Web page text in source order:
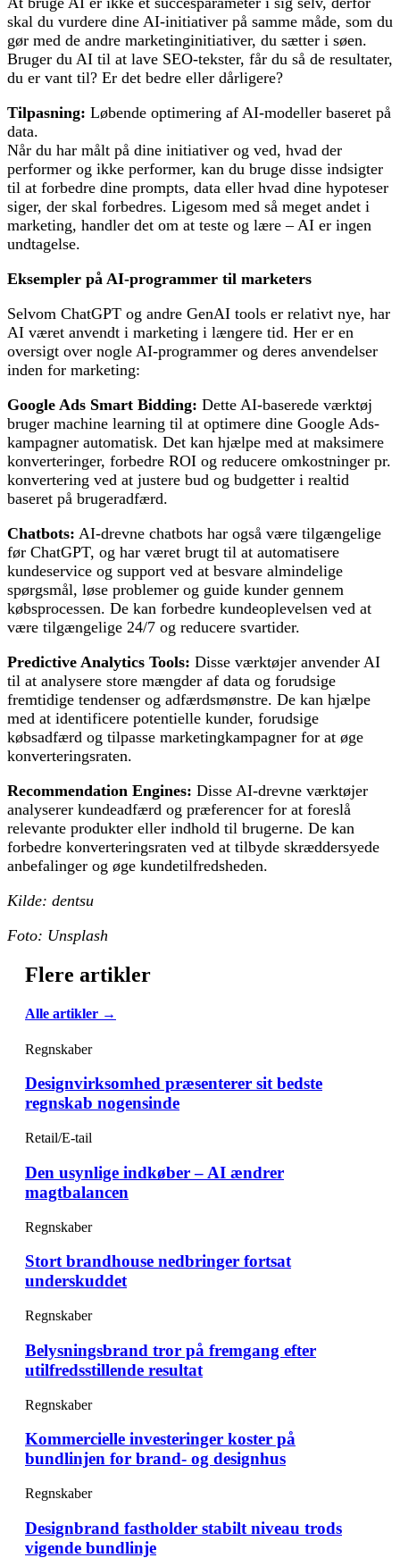
skal du vurdere dine AI-initiativer på samme måde, som du
gør med de andre marketinginitiativer, du sætter i søen.
Bruger du AI til at lave SEO-tekster, får du så de resultater,
du er vant til? Er det bedre eller dårligere?
Tilpasning: Løbende optimering af AI-modeller baseret på
data.
Når du har målt på dine initiativer og ved, hvad der
performer og ikke performer, kan du bruge disse indsigter
til at forbedre dine prompts, data eller hvad dine hypoteser
siger, der skal forbedres. Ligesom med så meget andet i
marketing, handler det om at teste og lære – AI er ingen
undtagelse.
Eksempler på AI-programmer til marketers
Selvom ChatGPT og andre GenAI tools er relativt nye, har
AI været anvendt i marketing i længere tid. Her er en
oversigt over nogle AI-programmer og deres anvendelser
inden for marketing:
Google Ads Smart Bidding: Dette AI-baserede værktøj
bruger machine learning til at optimere dine Google Ads-
kampagner automatisk. Det kan hjælpe med at maksimere
konverteringer, forbedre ROI og reducere omkostninger pr.
konvertering ved at justere bud og budgetter i realtid
baseret på brugeradfærd.
Chatbots: AI-drevne chatbots har også være tilgængelige
før ChatGPT, og har været brugt til at automatisere
kundeservice og support ved at besvare almindelige
spørgsmål, løse problemer og guide kunder gennem
købsprocessen. De kan forbedre kundeoplevelsen ved at
være tilgængelige 24/7 og reducere svartider.
Predictive Analytics Tools: Disse værktøjer anvender AI
til at analysere store mængder af data og forudsige
fremtidige tendenser og adfærdsmønstre. De kan hjælpe
med at identificere potentielle kunder, forudsige
købsadfærd og tilpasse marketingkampagner for at øge
konverteringsraten.
Recommendation Engines: Disse AI-drevne værktøjer
analyserer kundeadfærd og præferencer for at foreslå
relevante produkter eller indhold til brugerne. De kan
forbedre konverteringsraten ved at tilbyde skræddersyede
anbefalinger og øge kundetilfredsheden.
Kilde: dentsu
Foto: Unsplash
Flere artikler
Alle artikler →
Regnskaber
Designvirksomhed præsenterer sit bedste
regnskab nogensinde
Retail/E-tail
Den usynlige indkøber – AI ændrer
magtbalancen
Regnskaber
Stort brandhouse nedbringer fortsat
underskuddet
Regnskaber
Belysningsbrand tror på fremgang efter
utilfredsstillende resultat
Regnskaber
Kommercielle investeringer koster på
bundlinjen for brand- og designhus
Regnskaber
Designbrand fastholder stabilt niveau trods
vigende bundlinje